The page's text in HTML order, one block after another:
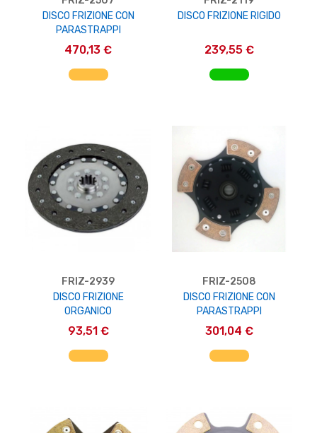
DISCO FRIZIONE CON
PARASTRAPPI
470,13 €
AGGIUNGI AL CARRELLO
DISCO FRIZIONE RIGIDO
239,55 €
AGGIUNGI AL CARRELLO
FRIZ-2939
DISCO FRIZIONE
ORGANICO
93,51 €
AGGIUNGI AL CARRELLO
FRIZ-2508
DISCO FRIZIONE CON
PARASTRAPPI
301,04 €
AGGIUNGI AL CARRELLO